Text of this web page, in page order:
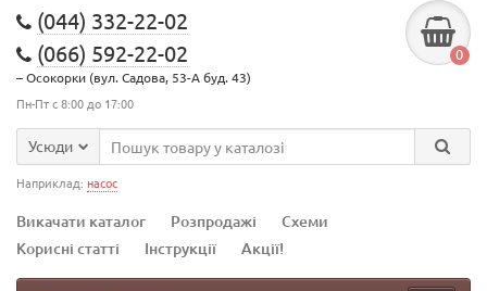
(044) 332-22-02
(066) 592-22-02
– Осокорки (вул. Садова, 53-А буд. 43)
Пн-Пт с 8:00 до 17:00
0
Усюди
Наприклад: насос
Викачати каталог Розпродажі
Схеми
Корисні статті
Інструкції Акції!